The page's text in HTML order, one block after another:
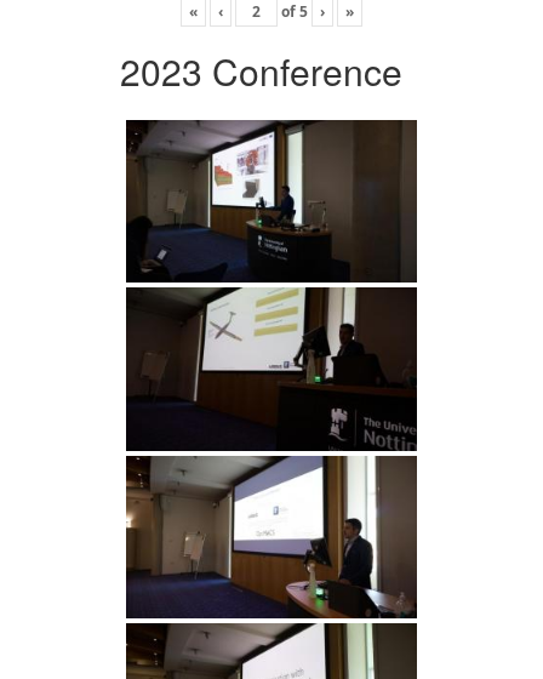
« ‹ of5 › »
2023 Conference